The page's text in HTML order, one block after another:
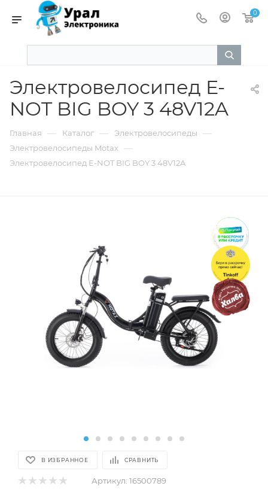
0
Электровелосипед E-
NOT BIG BOY 3 48V12A
Главная — Каталог — Электровелосипеды —
Электровелосипеды Motax —
Электровелосипед E-NOT BIG BOY 3 48V12A
В ИЗБРАННОЕ СРАВНИТЬ
Артикул: 16500789